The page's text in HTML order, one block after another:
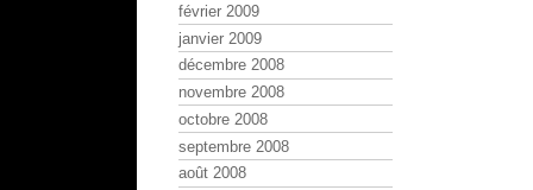
février 2009
janvier 2009
décembre 2008
novembre 2008
octobre 2008
septembre 2008
août 2008